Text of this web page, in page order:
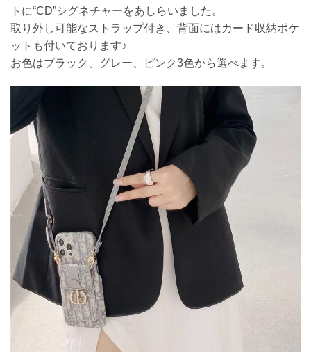
トに“CD”シグネチャーをあしらいました。
取り外し可能なストラップ付き、背面にはカード収納ポケ
ットも付いております♪
お色はブラック、グレー、ピンク3色から選べます。